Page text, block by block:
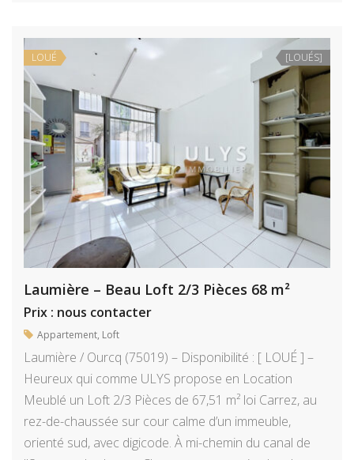
LOUÉ [LOUÉS]
Laumière – Beau Loft 2/3 Pièces 68 m²
Prix : nous contacter
Appartement, Loft
Laumière / Ourcq (75019) – Disponibilité : [ LOUÉ ] –
Heureux qui comme ULYS propose en Location
Meublé un Loft 2/3 Pièces de 67,51 m² loi Carrez, au
rez-de-chaussée sur cour calme d’un immeuble,
orienté sud, avec digicode. À mi-chemin du canal de